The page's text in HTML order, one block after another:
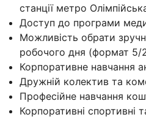
станції метро
Доступ до програми
Можливість обрати
робочого дня (формат 5/
Корпоративне навчання
Дружній колектив та
Професійне навчання
Корпоративні спортивні